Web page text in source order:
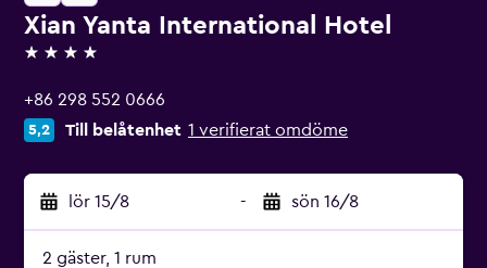
Xian Yanta International Hotel
4 stjärnor
+86 298 552 0666
5,2 Till belåtenhet 1 verifierat omdöme
lör 15/8 - sön 16/8
2 gäster, 1 rum